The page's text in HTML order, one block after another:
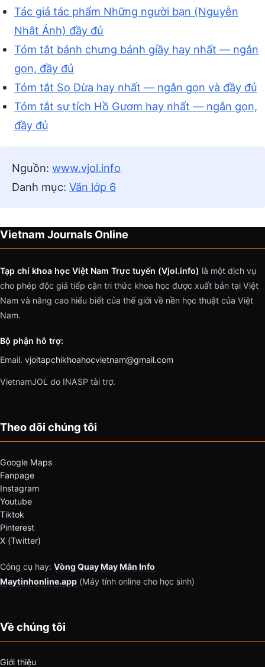
Tác giả tác phẩm Những người bạn (Nguyễn
Nhật Ánh) đầy đủ
Tóm tắt bánh chưng bánh giầy hay nhất — ngắn
gọn, đầy đủ
Tóm tắt Sọ Dừa hay nhất — ngắn gọn và đầy đủ
Tóm tắt sự tích Hồ Gươm hay nhất — ngắn gọn,
đầy đủ
Nguồn: www.vjol.info
Danh mục: Văn lớp 6
Vietnam Journals Online
Tạp chí khoa học Việt Nam Trực tuyến (Vjol.info) là một dịch vụ
cho phép độc giả tiếp cận tri thức khoa học được xuất bản tại Việt
Nam và nâng cao hiểu biết của thế giới về nền học thuật của Việt
Nam.
Bộ phận hỗ trợ:
Email. vjoltapchikhoahocvietnam@gmail.com
VietnamJOL do INASP tài trợ.
Theo dõi chúng tôi
Google Maps
Fanpage
Instagram
Youtube
Tiktok
Pinterest
X (Twitter)
Công cụ hay: Vòng Quay May Mắn Info
Maytinhonline.app (Máy tính online cho học sinh)
Về chúng tôi
Giới thiệu